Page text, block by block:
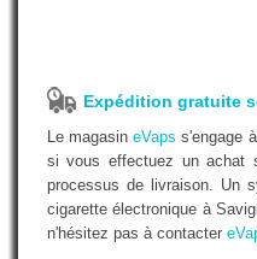
Expédition gratuite
Le magasineVaps s'engage
si vous effectuez un achat
processus de livraison. Un
cigarette électronique à
n'hésitez pas à contacter